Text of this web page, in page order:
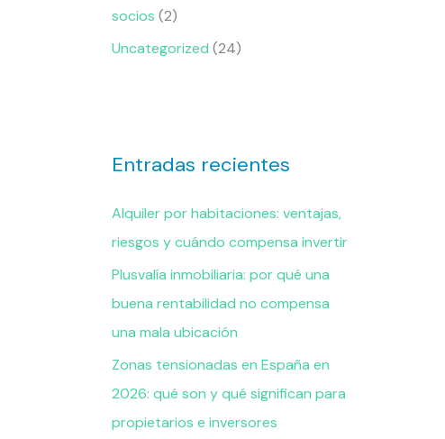
socios (2)
Uncategorized (24)
Entradas recientes
Alquiler por habitaciones: ventajas,
riesgos y cuándo compensa invertir
Plusvalía inmobiliaria: por qué una
buena rentabilidad no compensa
una mala ubicación
Zonas tensionadas en España en
2026: qué son y qué significan para
propietarios e inversores